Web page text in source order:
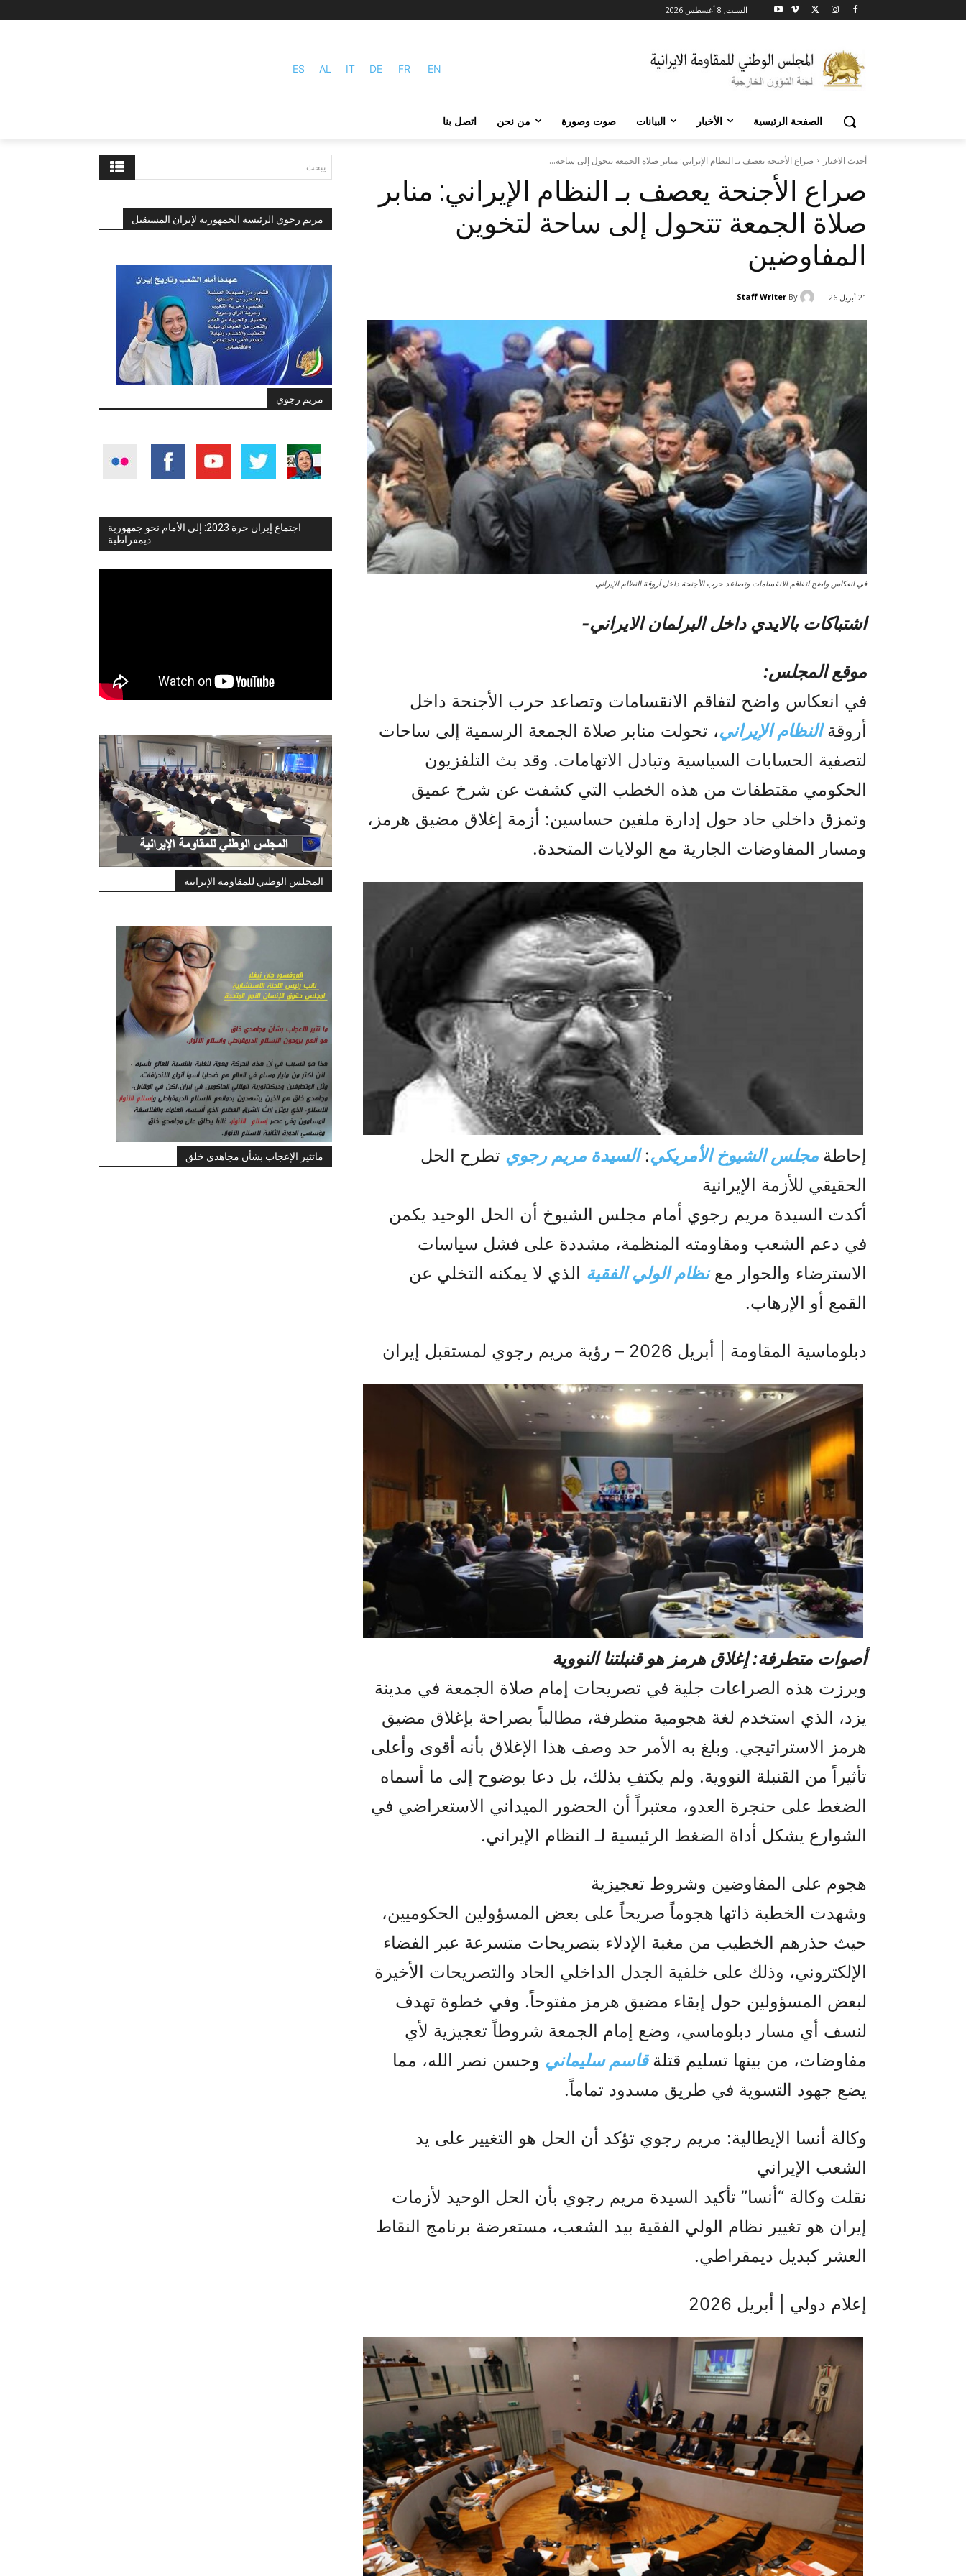
السبت, 8 أغسطس 2026
ES AL IT DE FR EN
الصفحة الرئيسية الأخبار البيانات صوت وصورة من نحن اتصل بنا
يبحث
مريم رجوي الرئيسة الجمهورية لإيران المستقبل
مريم رجوي
اجتماع إيران حرة 2023: إلى الأمام نحو جمهورية
ديمقراطية
المجلس الوطني للمقاومة الإيرانية
ماتثير الإعجاب بشأن مجاهدي خلق
أحدث الاخبار صراع الأجنحة يعصف بـ النظام الإيراني: منابر صلاة الجمعة تتحول إلى ساحة...
صراع الأجنحة يعصف بـ النظام الإيراني: منابر
صلاة الجمعة تتحول إلى ساحة لتخوين
المفاوضين
21 أبريل 26 By
Staff Writer
في انعكاس واضح لتفاقم الانقسامات وتصاعد حرب الأجنحة داخل أروقة النظام الإيراني
اشتباکات بالایدي داخل البرلمان الایراني-
موقع المجلس:
في انعكاس واضح لتفاقم الانقسامات وتصاعد حرب الأجنحة داخل
أروقةالنظام الإيراني، تحولت منابر صلاة الجمعة الرسمية إلى ساحات
لتصفية الحسابات السياسية وتبادل الاتهامات. وقد بث التلفزيون
الحكومي مقتطفات من هذه الخطب التي كشفت عن شرخ عميق
وتمزق داخلي حاد حول إدارة ملفين حساسين: أزمة إغلاق مضيق هرمز،
ومسار المفاوضات الجارية مع الولايات المتحدة.
إحاطة مجلس الشيوخ الأمريكي:السیدة مريم رجوي تطرح الحل
الحقيقي للأزمة الإيرانية
أكدت السيدة مريم رجوي أمام مجلس الشيوخ أن الحل الوحيد يكمن
في دعم الشعب ومقاومته المنظمة، مشددة على فشل سياسات
الاسترضاء والحوار معنظام الولي الفقیة الذي لا يمكنه التخلي عن
القمع أو الإرهاب.
دبلوماسية المقاومة | أبريل 2026 – رؤية مريم رجوي لمستقبل إيران
أصوات متطرفة: إغلاق هرمز هو قنبلتنا النووية
وبرزت هذه الصراعات جلية في تصريحات إمام صلاة الجمعة في مدينة
يزد، الذي استخدم لغة هجومية متطرفة، مطالباً بصراحة بإغلاق مضيق
هرمز الاستراتيجي. وبلغ به الأمر حد وصف هذا الإغلاق بأنه أقوى وأعلى
تأثيراً من القنبلة النووية. ولم يكتفِ بذلك، بل دعا بوضوح إلى ما أسماه
الضغط على حنجرة العدو، معتبراً أن الحضور الميداني الاستعراضي في
الشوارع يشكل أداة الضغط الرئيسية لـ النظام الإيراني.
هجوم على المفاوضين وشروط تعجيزية
وشهدت الخطبة ذاتها هجوماً صريحاً على بعض المسؤولين الحكوميين،
حيث حذرهم الخطيب من مغبة الإدلاء بتصريحات متسرعة عبر الفضاء
الإلكتروني، وذلك على خلفية الجدل الداخلي الحاد والتصريحات الأخيرة
لبعض المسؤولين حول إبقاء مضيق هرمز مفتوحاً. وفي خطوة تهدف
لنسف أي مسار دبلوماسي، وضع إمام الجمعة شروطاً تعجيزية لأي
مفاوضات، من بينها تسليم قتلةقاسم سليماني وحسن نصر الله، مما
يضع جهود التسوية في طريق مسدود تماماً.
وكالة أنسا الإيطالية: مريم رجوي تؤكد أن الحل هو التغيير على يد
الشعب الإيراني
نقلت وكالة “أنسا” تأكيد السيدة مريم رجوي بأن الحل الوحيد لأزمات
إيران هو تغيير نظام الولي الفقیة بيد الشعب، مستعرضة برنامج النقاط
العشر كبديل ديمقراطي.
إعلام دولي | أبريل 2026